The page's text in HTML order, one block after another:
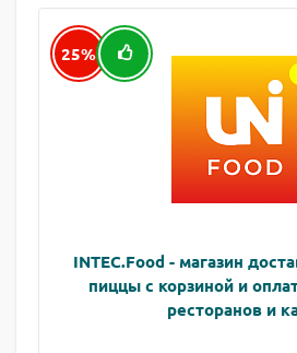
25%
INTEC.Food - магазин
пиццы с корзиной и
ресторанов и